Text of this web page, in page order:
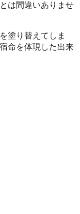
は間違いありませ
塗り替えてしま
命を体現した出来